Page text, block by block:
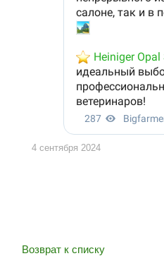
4 сентября 2024
Возврат к списку